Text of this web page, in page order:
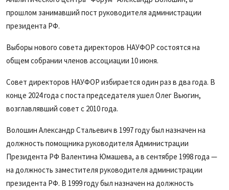
прошлом занимавший пост руководителя администрации
президента РФ.
Выборы нового совета директоров НАУФОР состоятся на
общем собрании членов ассоциации 10 июня.
Совет директоров НАУФОР избирается один раз в два года. В
конце 2024 года с поста председателя ушел Олег Вьюгин,
возглавлявший совет с 2010 года.
Волошин Александр Стальевич в 1997 году был назначен на
должность помощника руководителя Администрации
Президента РФ Валентина Юмашева, а в сентябре 1998 года —
на должность заместителя руководителя администрации
президента РФ. В 1999 году был назначен на должность